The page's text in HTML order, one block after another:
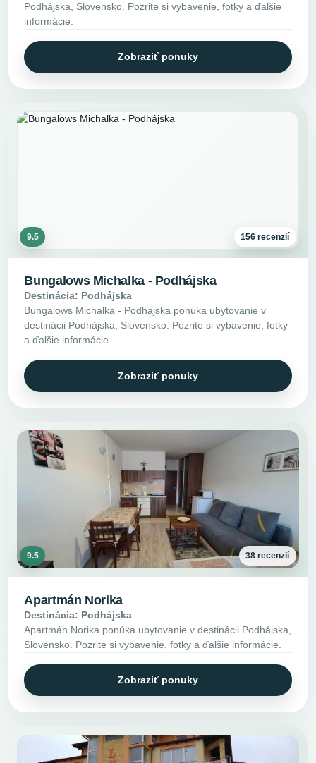
Podhájska, Slovensko. Pozrite si vybavenie, fotky a ďalšie
informácie.
Zobraziť ponuky
9.5 156 recenzií
Bungalows Michalka - Podhájska
Destinácia: Podhájska
Bungalows Michalka - Podhájska ponúka ubytovanie v
destinácii Podhájska, Slovensko. Pozrite si vybavenie, fotky
a ďalšie informácie.
Zobraziť ponuky
9.5 38 recenzií
Apartmán Norika
Destinácia: Podhájska
Apartmán Norika ponúka ubytovanie v destinácii Podhájska,
Slovensko. Pozrite si vybavenie, fotky a ďalšie informácie.
Zobraziť ponuky